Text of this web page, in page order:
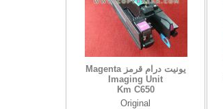
یونیت درام قرمز Magenta
Imaging Unit
Km C650
Original